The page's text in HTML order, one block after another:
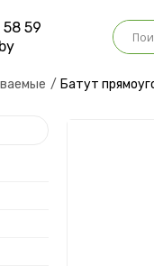
58 59
Батут